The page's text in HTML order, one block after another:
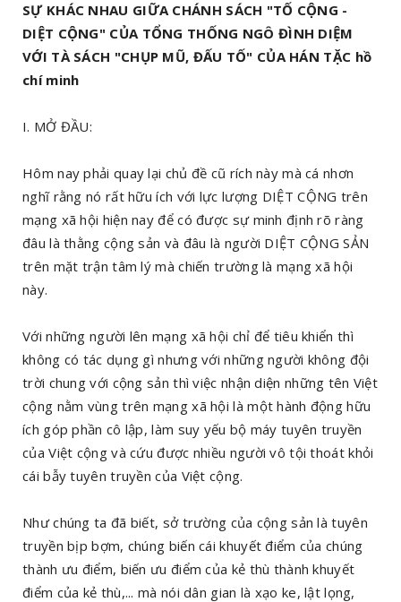
SỰ KHÁC NHAU GIỮA CHÁNH SÁCH "TỐ CỘNG -
DIỆT CỘNG" CỦA TỔNG THỐNG NGÔ ĐÌNH DIỆM
VỚI TÀ SÁCH "CHỤP MŨ, ĐẤU TỐ" CỦA HÁN TẶC hồ
chí minh
I. MỞ ĐẦU:
Hôm nay phải quay lại chủ đề cũ rích này mà cá nhơn
nghĩ rằng nó rất hữu ích với lực lượng DIỆT CỘNG trên
mạng xã hội hiện nay để có được sự minh định rõ ràng
đâu là thằng cộng sản và đâu là người DIỆT CỘNG SẢN
trên mặt trận tâm lý mà chiến trường là mạng xã hội
này.
Với những người lên mạng xã hội chỉ để tiêu khiển thì
không có tác dụng gì nhưng với những người không đội
trời chung với cộng sản thì việc nhận diện những tên Việt
cộng nằm vùng trên mạng xã hội là một hành động hữu
ích góp phần cô lập, làm suy yếu bộ máy tuyên truyền
của Việt cộng và cứu được nhiều người vô tội thoát khỏi
cái bẫy tuyên truyền của Việt cộng.
Như chúng ta đã biết, sở trường của cộng sản là tuyên
truyền bịp bợm, chúng biến cái khuyết điểm của chúng
thành ưu điểm, biến ưu điểm của kẻ thù thành khuyết
điểm của kẻ thù,... mà nói dân gian là xạo ke, lật lọng,